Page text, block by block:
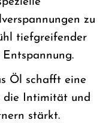
zu
tiefgreifender
Öl schafft eine
die Intimität und
stärkt.